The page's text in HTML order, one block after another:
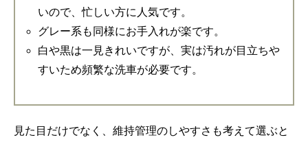
いので、忙しい方に人気です。
グレー系も同様にお手入れが楽です。
白や黒は一見きれいですが、実は汚れが目立ちや
すいため頻繁な洗車が必要です。
見た目だけでなく、維持管理のしやすさも考えて選ぶと